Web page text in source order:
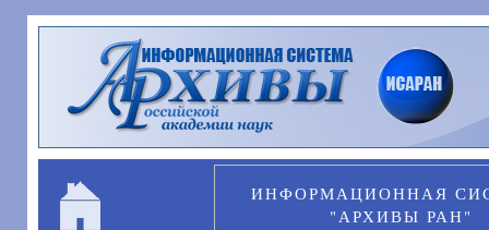
Перейти к основному содержанию
ИНФОРМАЦИОННАЯ
"АРХИВЫ РАН"